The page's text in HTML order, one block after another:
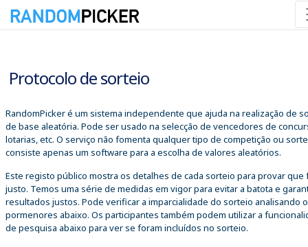
Protocolo de sorteio
RandomPicker é um sistema independente que ajuda na realização de
de base aleatória. Pode ser usado na selecção de vencedores de
lotarias, etc. O serviço não fomenta qualquer tipo de competição ou
consiste apenas um software para a escolha de valores aleatórios.
Este registo público mostra os detalhes de cada sorteio para provar que
justo. Temos uma série de medidas em vigor para evitar a batota e
resultados justos. Pode verificar a imparcialidade do sorteio analisando
pormenores abaixo. Os participantes também podem utilizar a
de pesquisa abaixo para ver se foram incluídos no sorteio.